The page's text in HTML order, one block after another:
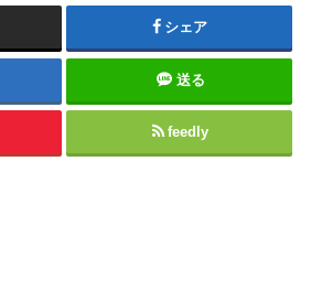
シェア
送る
feedly